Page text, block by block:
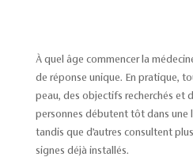
À quel âge commencer la
de réponse unique. En pratique,
peau, des objectifs recherchés et
personnes débutent tôt dans une
tandis que d’autres consultent
signes déjà installés.